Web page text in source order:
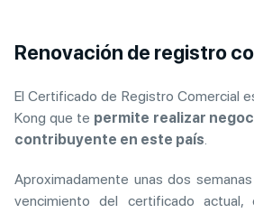
Renovación de registro
El Certificado de Registro Comercial
Kong que te permite realizar
contribuyente en este país.
Aproximadamente unas dos
vencimiento del certificado actual,